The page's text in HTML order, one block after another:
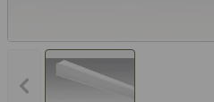
Vorheriges Bild anzeigen